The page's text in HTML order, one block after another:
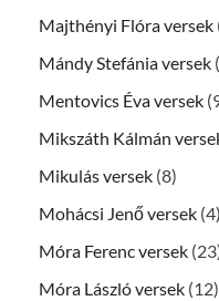
Majthényi Flóra versek
Mándy Stefánia versek
Mentovics Éva versek
Mikszáth Kálmán
Mikulás versek (8)
Mohácsi Jenő versek (4)
Móra Ferenc versek
Móra László versek (12)